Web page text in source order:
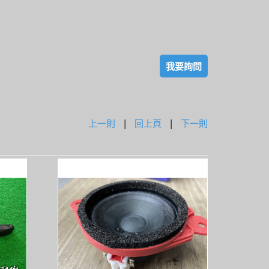
我要詢問
上一則 | 回上頁 | 下一則